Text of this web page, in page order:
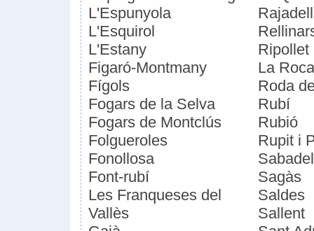
L'Espunyola
L'Esquirol
L'Estany
Figaró-Montmany
Fígols
Fogars de la Selva
Fogars de Montclús
Folgueroles
Fonollosa
Font-rubí
Les Franqueses del
Vallès
Rajadell
Ripollet
La
Roda
Rubí
Rubió
Rupit i
Sagàs
Saldes
Sallent